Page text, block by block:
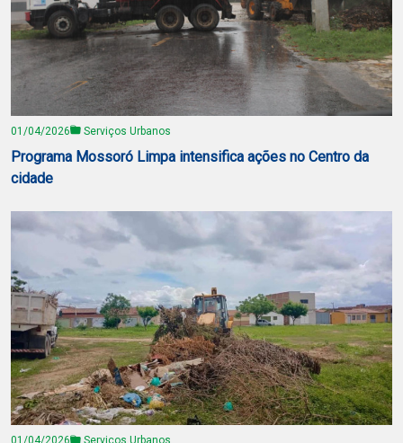
01/04/2026 Serviços Urbanos
Programa Mossoró Limpa intensifica ações no Centro da
cidade
01/04/2026 Serviços Urbanos